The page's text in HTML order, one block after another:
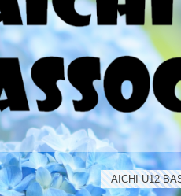
AICHI U12